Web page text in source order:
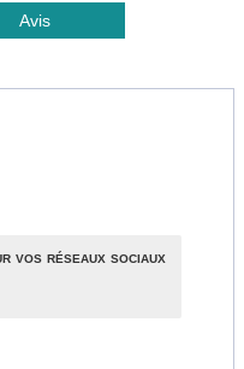
Avis
vos réseaux sociaux